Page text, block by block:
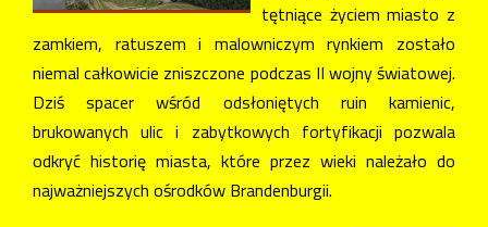
tętniące życiem miasto z
zamkiem, ratuszem i malowniczym rynkiem zostało
niemal całkowicie zniszczone podczas II wojny światowej.
Dziś spacer wśród odsłoniętych ruin kamienic,
brukowanych ulic i zabytkowych fortyfikacji pozwala
odkryć historię miasta, które przez wieki należało do
najważniejszych ośrodków Brandenburgii.